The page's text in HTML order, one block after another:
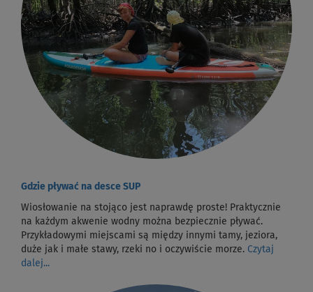
Gdzie pływać na desce SUP
Wiosłowanie na stojąco jest naprawdę proste! Praktycznie
na każdym akwenie wodny można bezpiecznie pływać.
Przykładowymi miejscami są między innymi tamy, jeziora,
duże jak i małe stawy, rzeki no i oczywiście morze. Czytaj
dalej...